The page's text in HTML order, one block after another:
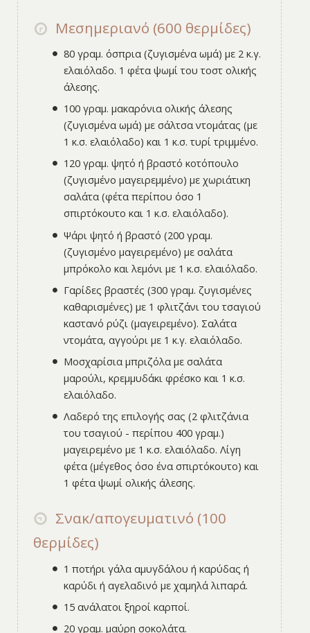
Μεσημεριανό (600 θερμίδες)
80 γραμ. όσπρια (ζυγισμένα ωμά) με 2 κ.γ.
ελαιόλαδο. 1 φέτα ψωμί του τοστ ολικής
άλεσης.
100 γραμ. μακαρόνια ολικής άλεσης
(ζυγισμένα ωμά) με σάλτσα ντομάτας (με
1 κ.σ. ελαιόλαδο) και 1 κ.σ. τυρί τριμμένο.
120 γραμ. ψητό ή βραστό κοτόπουλο
(ζυγισμένο μαγειρεμμένο) με χωριάτικη
σαλάτα (φέτα περίπου όσο 1
σπιρτόκουτο και 1 κ.σ. ελαιόλαδο).
Ψάρι ψητό ή βραστό (200 γραμ.
(ζυγισμένο μαγειρεμένο) με σαλάτα
μπρόκολο και λεμόνι με 1 κ.σ. ελαιόλαδο.
Γαρίδες βραστές (300 γραμ. ζυγισμένες
καθαρισμένες) με 1 φλιτζάνι του τσαγιού
καστανό ρύζι (μαγειρεμένο). Σαλάτα
ντομάτα, αγγούρι με 1 κ.γ. ελαιόλαδο.
Μοσχαρίσια μπριζόλα με σαλάτα
μαρούλι, κρεμμυδάκι φρέσκο και 1 κ.σ.
ελαιόλαδο.
Λαδερό της επιλογής σας (2 φλιτζάνια
του τσαγιού - περίπου 400 γραμ.)
μαγειρεμένο με 1 κ.σ. ελαιόλαδο. Λίγη
φέτα (μέγεθος όσο ένα σπιρτόκουτο) και
1 φέτα ψωμί ολικής άλεσης.
Σνακ/απογευματινό (100
θερμίδες)
1 ποτήρι γάλα αμυγδάλου ή καρύδας ή
καρύδι ή αγελαδινό με χαμηλά λιπαρά.
15 ανάλατοι ξηροί καρποί.
20 γραμ. μαύρη σοκολάτα.